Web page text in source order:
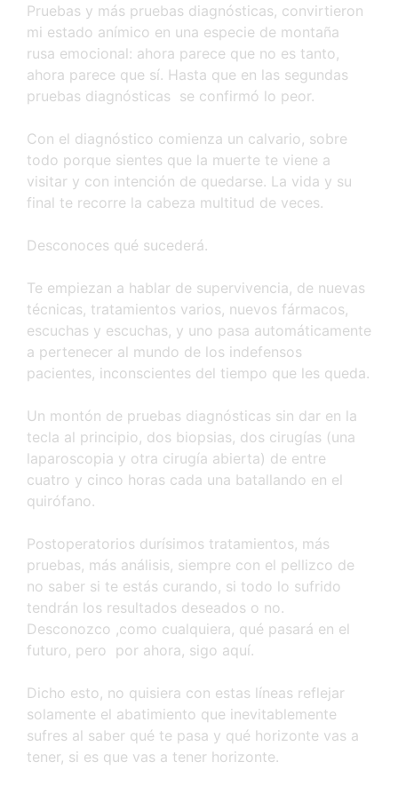
Pruebas y más pruebas diagnósticas, convirtieron
mi estado anímico en una especie de montaña
rusa emocional: ahora parece que no es tanto,
ahora parece que sí. Hasta que en las segundas
pruebas diagnósticas se confirmó lo peor.
Con el diagnóstico comienza un calvario, sobre
todo porque sientes que la muerte te viene a
visitar y con intención de quedarse. La vida y su
final te recorre la cabeza multitud de veces.
Desconoces qué sucederá.
Te empiezan a hablar de supervivencia, de nuevas
técnicas, tratamientos varios, nuevos fármacos,
escuchas y escuchas, y uno pasa automáticamente
a pertenecer al mundo de los indefensos
pacientes, inconscientes del tiempo que les queda.
Un montón de pruebas diagnósticas sin dar en la
tecla al principio, dos biopsias, dos cirugías (una
laparoscopia y otra cirugía abierta) de entre
cuatro y cinco horas cada una batallando en el
quirófano.
Postoperatorios durísimos tratamientos, más
pruebas, más análisis, siempre con el pellizco de
no saber si te estás curando, si todo lo sufrido
tendrán los resultados deseados o no.
Desconozco ,como cualquiera, qué pasará en el
futuro, pero por ahora, sigo aquí.
Dicho esto, no quisiera con estas líneas reflejar
solamente el abatimiento que inevitablemente
sufres al saber qué te pasa y qué horizonte vas a
tener, si es que vas a tener horizonte.